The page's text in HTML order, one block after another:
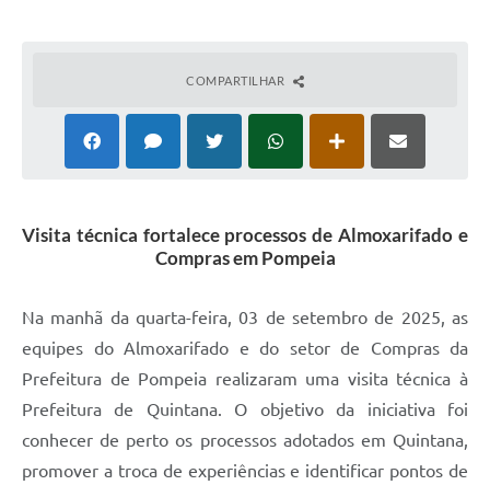
COMPARTILHAR
Visita técnica fortalece processos de Almoxarifado e
Compras em Pompeia
Na manhã da quarta-feira, 03 de setembro de 2025, as
equipes do Almoxarifado e do setor de Compras da
Prefeitura de Pompeia realizaram uma visita técnica à
Prefeitura de Quintana. O objetivo da iniciativa foi
conhecer de perto os processos adotados em Quintana,
promover a troca de experiências e identificar pontos de